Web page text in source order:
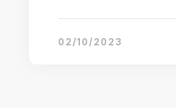
02/10/2023